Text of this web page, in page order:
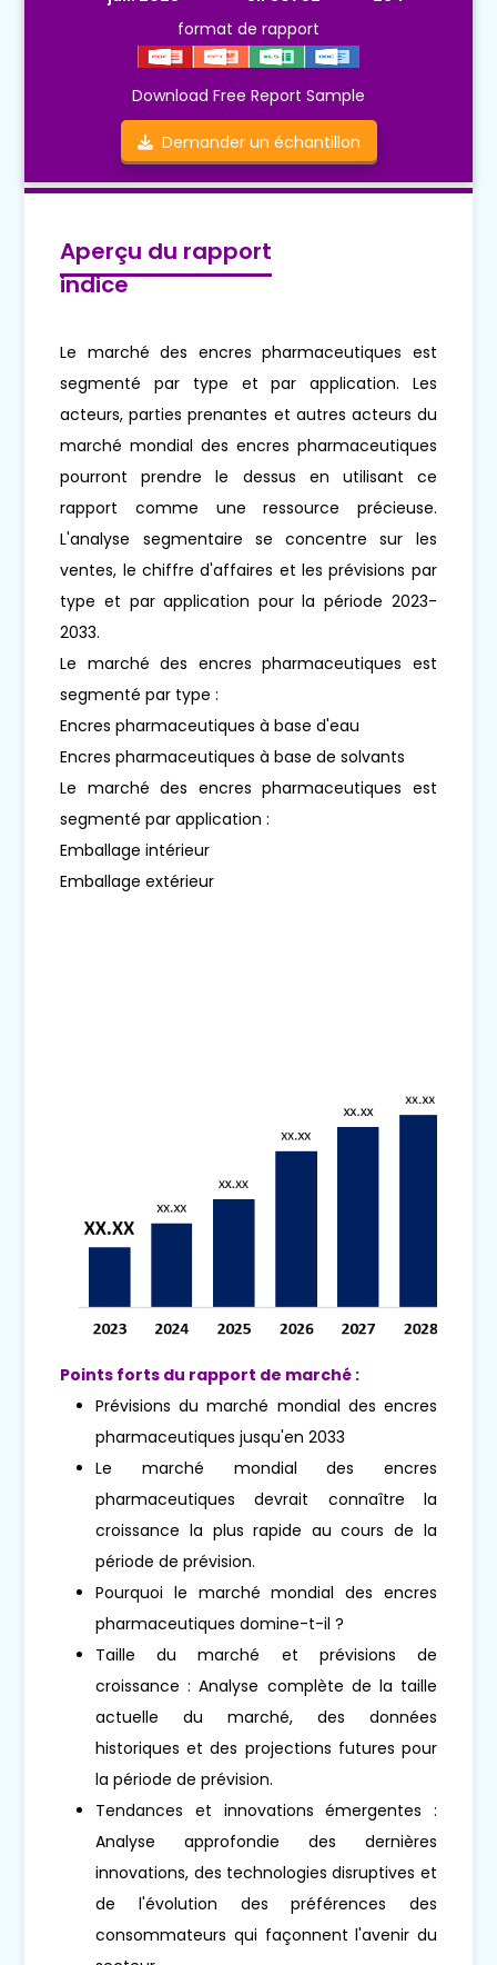
format de rapport
Download Free Report Sample
Demander un échantillon
Aperçu du rapport
indice
Le marché des encres pharmaceutiques est
segmenté par type et par application. Les
acteurs, parties prenantes et autres acteurs du
marché mondial des encres pharmaceutiques
pourront prendre le dessus en utilisant ce
rapport comme une ressource précieuse.
L'analyse segmentaire se concentre sur les
ventes, le chiffre d'affaires et les prévisions par
type et par application pour la période 2023-
2033.
Le marché des encres pharmaceutiques est
segmenté par type :
Encres pharmaceutiques à base d'eau
Encres pharmaceutiques à base de solvants
Le marché des encres pharmaceutiques est
segmenté par application :
Emballage intérieur
Emballage extérieur
Points forts du rapport de marché :
Prévisions du marché mondial des encres
pharmaceutiques jusqu'en 2033
Le marché mondial des encres
pharmaceutiques devrait connaître la
croissance la plus rapide au cours de la
période de prévision.
Pourquoi le marché mondial des encres
pharmaceutiques domine-t-il ?
Taille du marché et prévisions de
croissance : Analyse complète de la taille
actuelle du marché, des données
historiques et des projections futures pour
la période de prévision.
Tendances et innovations émergentes :
Analyse approfondie des dernières
innovations, des technologies disruptives et
de l'évolution des préférences des
consommateurs qui façonnent l'avenir du